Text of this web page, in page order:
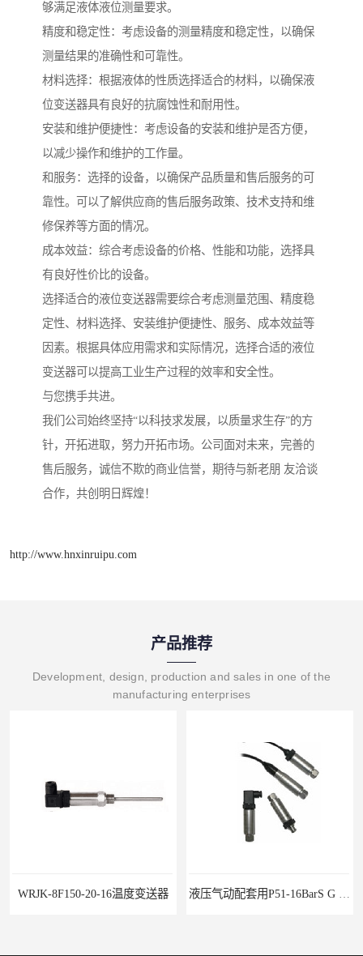
够满足液体液位测量要求。
精度和稳定性：考虑设备的测量精度和稳定性，以确保
测量结果的准确性和可靠性。
材料选择：根据液体的性质选择适合的材料，以确保液
位变送器具有良好的抗腐蚀性和耐用性。
安装和维护便捷性：考虑设备的安装和维护是否方便，
以减少操作和维护的工作量。
和服务：选择的设备，以确保产品质量和售后服务的可
靠性。可以了解供应商的售后服务政策、技术支持和维
修保养等方面的情况。
成本效益：综合考虑设备的价格、性能和功能，选择具
有良好性价比的设备。
选择适合的液位变送器需要综合考虑测量范围、精度稳
定性、材料选择、安装维护便捷性、服务、成本效益等
因素。根据具体应用需求和实际情况，选择合适的液位
变送器可以提高工业生产过程的效率和安全性。
与您携手共进。
我们公司始终坚持“以科技求发展，以质量求生存”的方
针，开拓进取，努力开拓市场。公司面对未来，完善的
售后服务，诚信不欺的商业信誉，期待与新老朋 友洽谈
合作，共创明日辉煌！
http://www.hnxinruipu.com
产品推荐
Development, design, production and sales in one of the
manufacturing enterprises
8F150-20-16温度变送器 液压气动配套用P51-16BarS G -A-MD-20MA 压力变送器